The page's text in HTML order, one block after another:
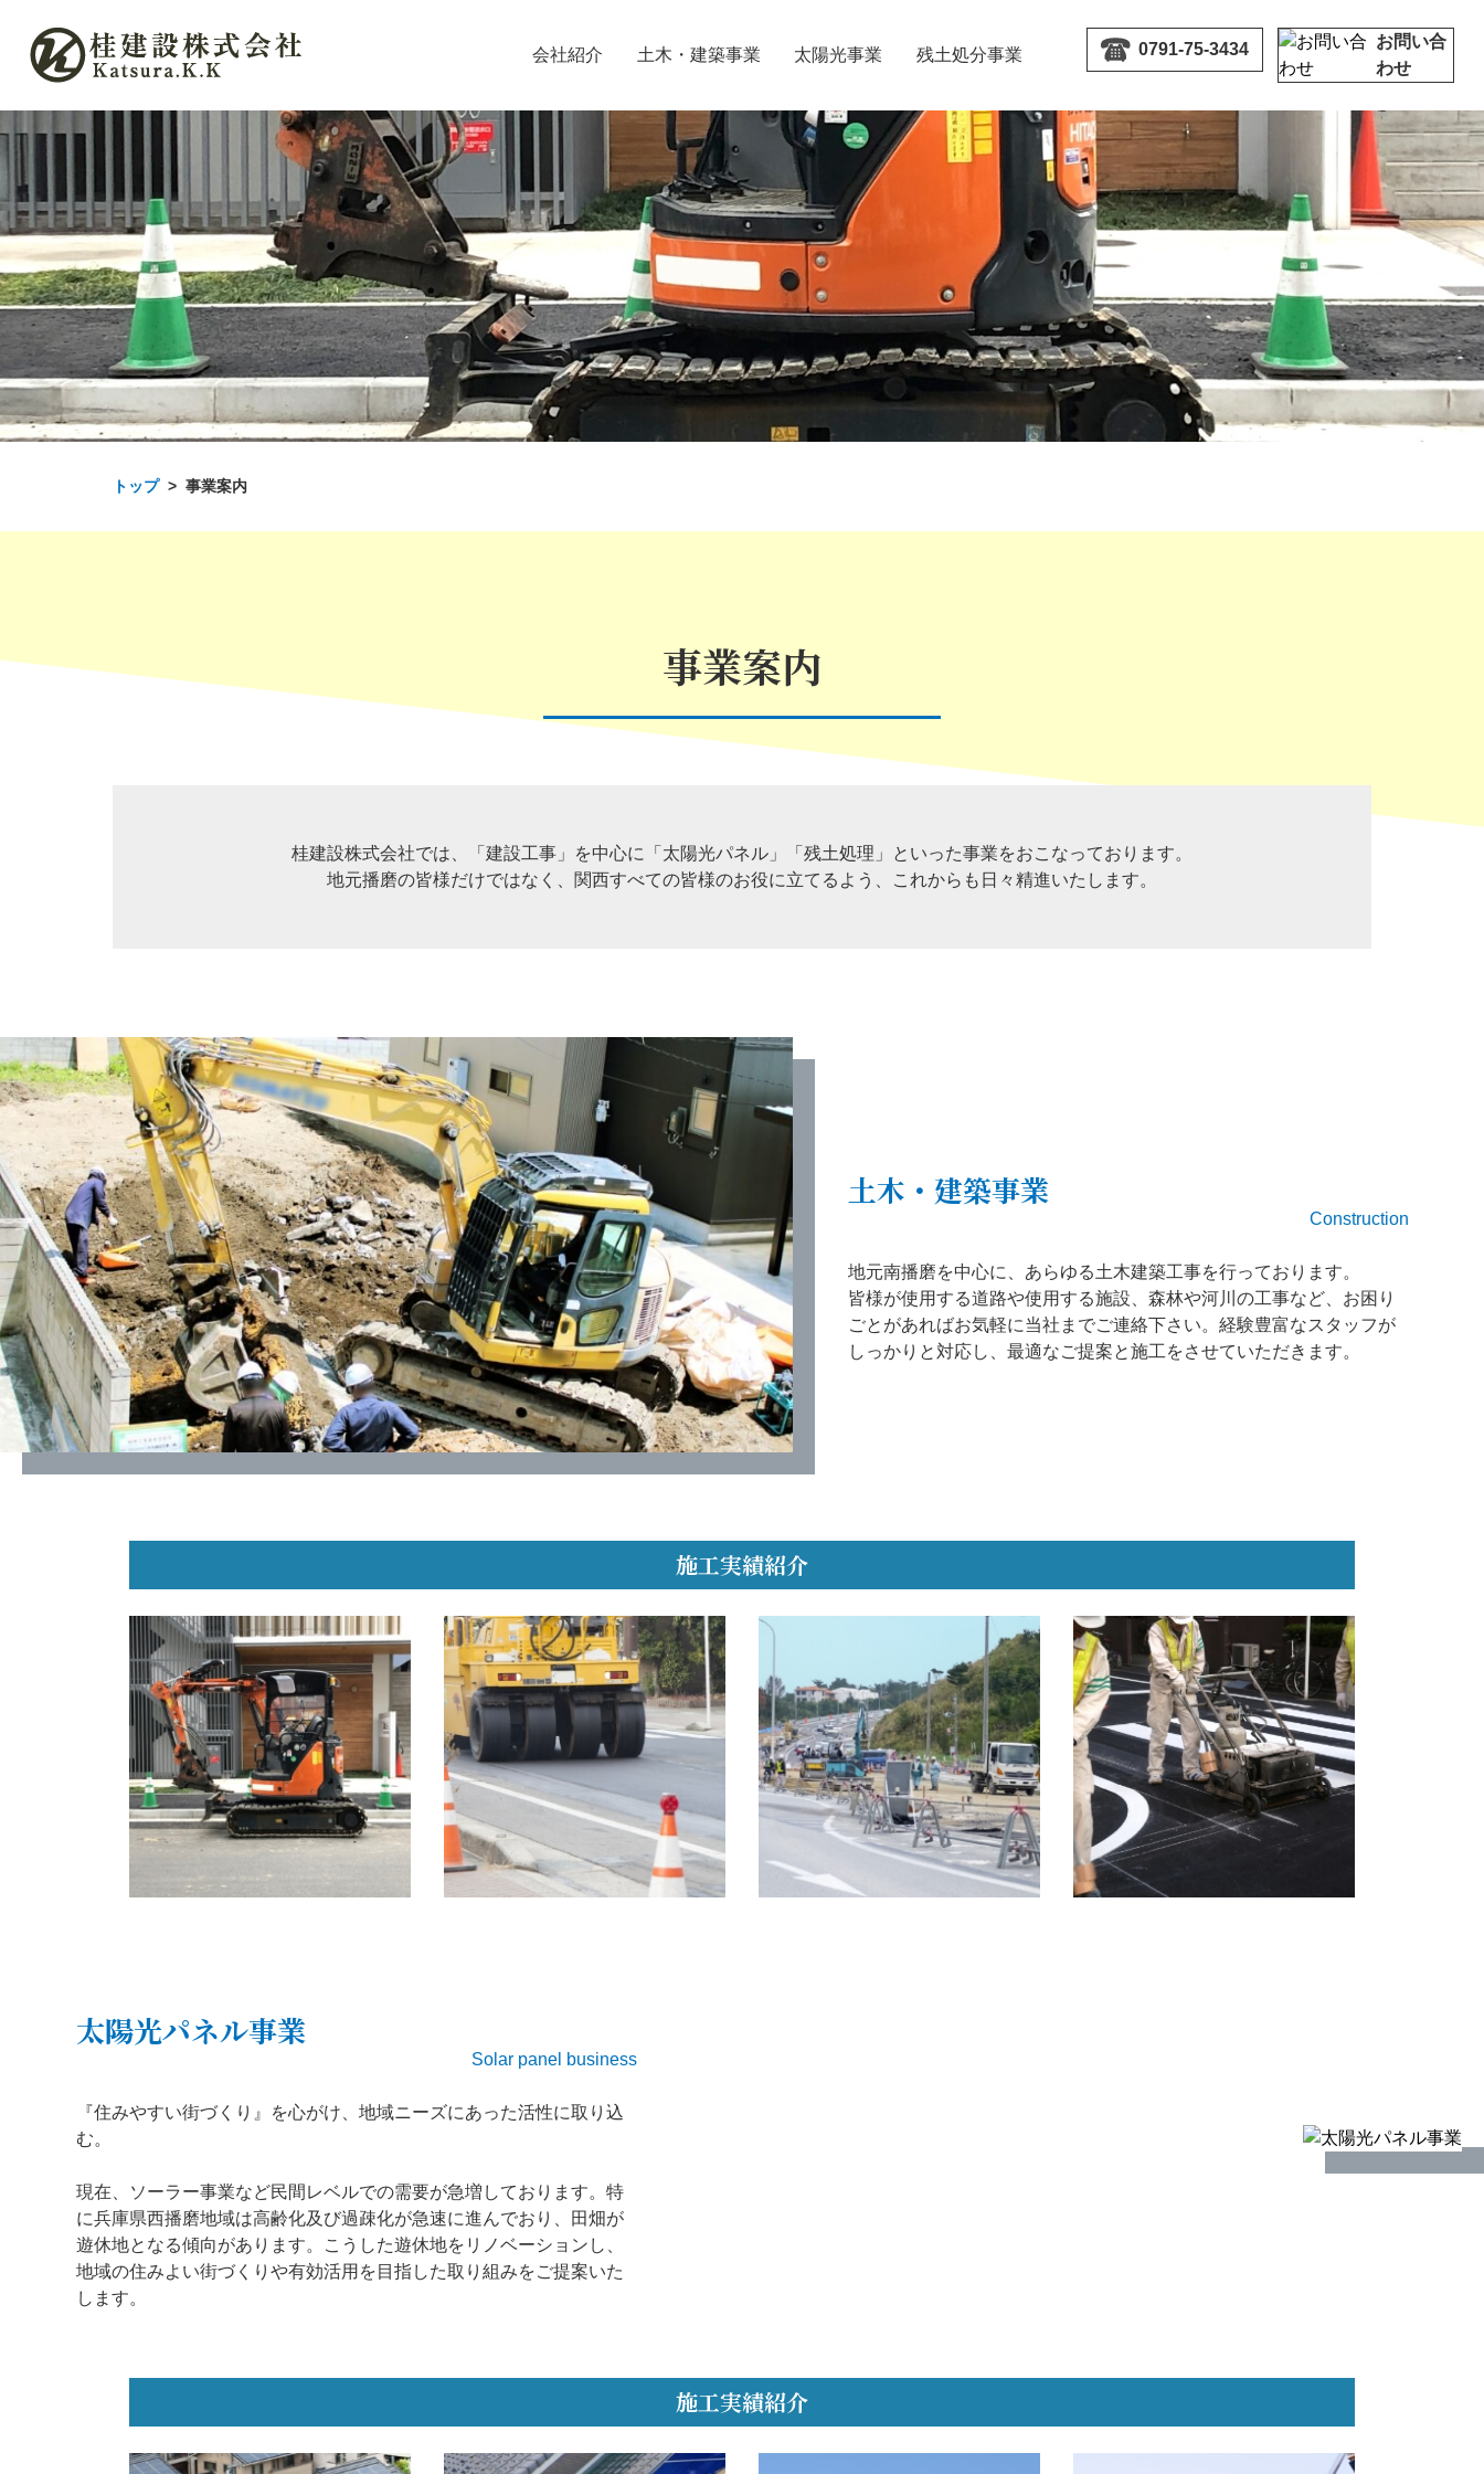
会社紹介 土木・建築事業 太陽光事業 残土処分事業 0791-75-3434 お問い合
わせ
トップ > 事業案内
事業案内
桂建設株式会社では、「建設工事」を中心に「太陽光パネル」「残土処理」といった事業をおこなっております。
地元播磨の皆様だけではなく、関西すべての皆様のお役に立てるよう、これからも日々精進いたします。
土木・建築事業
Construction
地元南播磨を中心に、あらゆる土木建築工事を行っております。
皆様が使用する道路や使用する施設、森林や河川の工事など、お困り
ごとがあればお気軽に当社までご連絡下さい。経験豊富なスタッフが
しっかりと対応し、最適なご提案と施工をさせていただきます。
施工実績紹介
太陽光パネル事業
Solar panel business
『住みやすい街づくり』を心がけ、地域ニーズにあった活性に取り込
む。
現在、ソーラー事業など民間レベルでの需要が急増しております。特
に兵庫県西播磨地域は高齢化及び過疎化が急速に進んでおり、田畑が
遊休地となる傾向があります。こうした遊休地をリノベーションし、
地域の住みよい街づくりや有効活用を目指した取り組みをご提案いた
します。
施工実績紹介